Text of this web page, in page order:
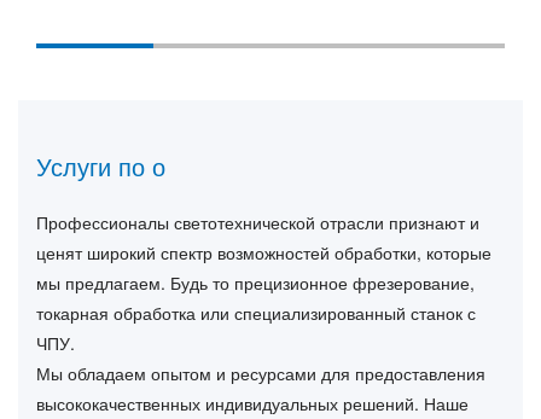
Услуги по о
Профессионалы светотехнической отрасли признают и
ценят широкий спектр возможностей обработки, которые
мы предлагаем. Будь то прецизионное фрезерование,
токарная обработка или специализированный станок с
ЧПУ.
Мы обладаем опытом и ресурсами для предоставления
высококачественных индивидуальных решений. Наше